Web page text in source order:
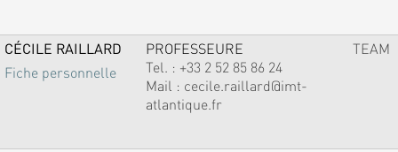
CÉCILE RAILLARD
Fiche personnelle
PROFESSEURE
Tel. : +33 2 52 85 86 24
Mail : cecile.raillard@imt-
atlantique.fr
TEAM